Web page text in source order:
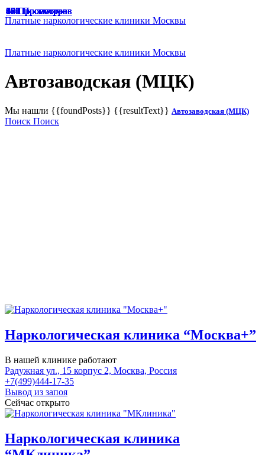
Платные наркологические клиники Москвы
Платные наркологические клиники Москвы
Автозаводская (МЦК)
Мы нашли {{foundPosts}} {{resultText}} Автозаводская (МЦК)
Поиск Поиск
49 Просмотров
Наркологическая клиника “Москва+”
В нашей клинике работают
Радужная ул., 15 корпус 2, Москва, Россия
+7(499)444-17-35
Вывод из запоя
Сейчас открыто
47 Просмотров
Наркологическая клиника
33 Просмотра
65 Просмотров
67 Просмотров
166 Просмотров
125 Просмотров
136 Просмотров
187 Просмотров
174 Просмотра
129 Просмотров
191 Просмотр
94 Просмотра
45 Просмотров
60 Просмотров
70 Просмотров
58 Просмотров